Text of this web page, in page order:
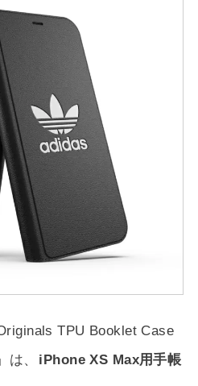
TPU Booklet Case
、
iPhone XS Max用手帳